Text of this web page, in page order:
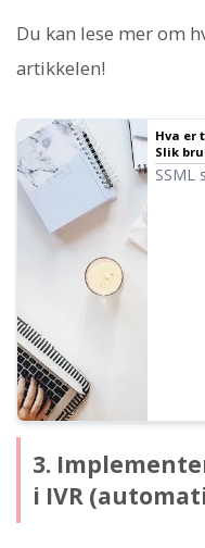
Du kan lese mer om
artikkelen!
Hva er
Slik
SSML
3.
i IVR